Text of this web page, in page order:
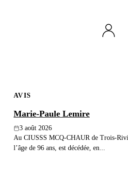
AVIS
Marie-Paule Lemire
3 août 2026
Au CIUSSS MCQ-CHAUR de Trois-
l’âge de 96 ans, est décédée, en...